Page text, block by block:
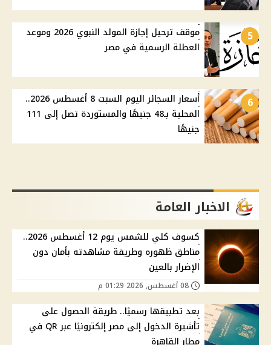
5
موقف ترحيل إجازة المولد النبوي 2026 وموعد
العطلة الرسمية في مصر
6
أسعار السجائر اليوم السبت 8 أغسطس 2026..
المحلية بـ48 جنيهًا والمستوردة تصل إلى 111
جنيهًا
الاخبار العامة
كسوف كلي للشمس يوم 12 أغسطس 2026..
مناطق ظهوره وطريقة مشاهدته بأمان دون
الإضرار بالعين
بعد تطبيقها رسميًا.. طريقة الحصول على
تأشيرة الدخول إلى مصر إلكترونيًا عبر QR في
مطار القاهرة